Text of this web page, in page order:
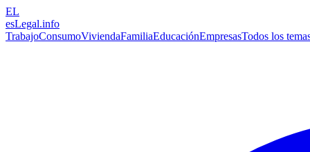
EL
esLegal.info
TrabajoConsumoViviendaFamiliaEducaciónEmpresasTodos los